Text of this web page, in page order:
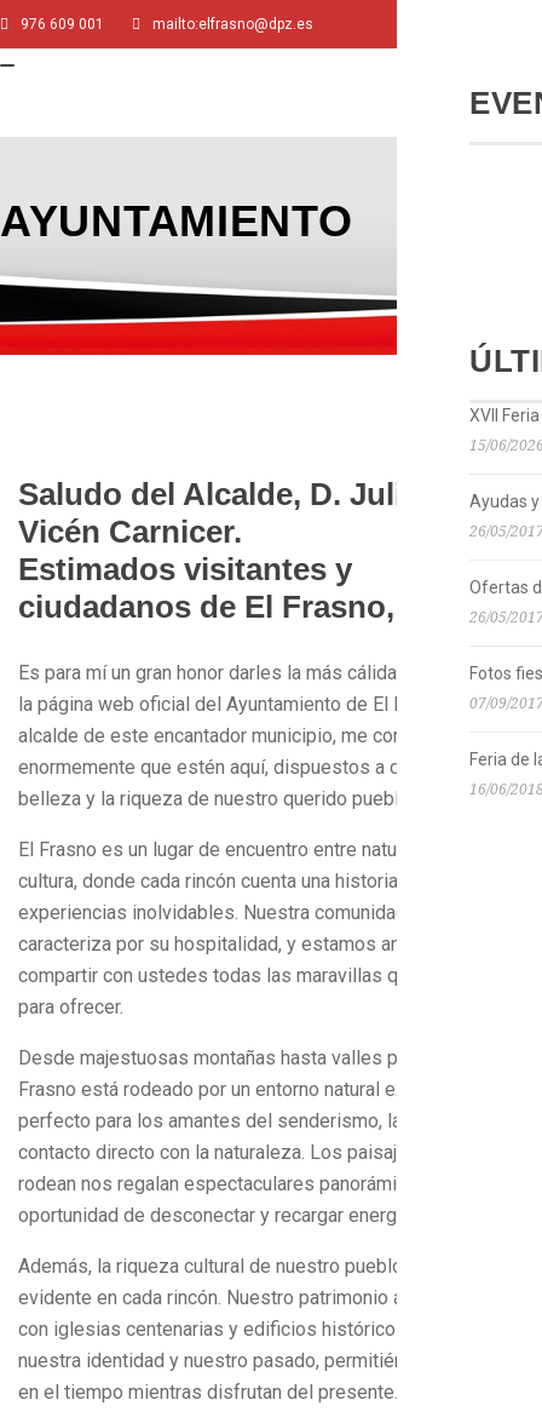
XVII
15/06/
Ayudas
26/05/
Ofertas
26/05/
Fotos
07/09/
Feria de
16/06/
976 609 001 mailto:elfrasno@dpz.es
AYUNTAMIENTO
Saludo del Alcalde, D. Julián
Vicén Carnicer.
Estimados visitantes y
ciudadanos de El Frasno,
Es para mí un gran honor darles la más cálida bienvenida a
la página web oficial del Ayuntamiento de El Frasno. Como
alcalde de este encantador municipio, me complace
enormemente que estén aquí, dispuestos a descubrir la
belleza y la riqueza de nuestro querido pueblo.
El Frasno es un lugar de encuentro entre naturaleza y
cultura, donde cada rincón cuenta una historia y ofrece
experiencias inolvidables. Nuestra comunidad se
caracteriza por su hospitalidad, y estamos ansiosos por
compartir con ustedes todas las maravillas que tenemos
para ofrecer.
Desde majestuosas montañas hasta valles pintorescos, El
Frasno está rodeado por un entorno natural excepcional,
perfecto para los amantes del senderismo, la escalada y el
contacto directo con la naturaleza. Los paisajes que nos
rodean nos regalan espectaculares panorámicas y la
oportunidad de desconectar y recargar energías.
Además, la riqueza cultural de nuestro pueblo se hace
evidente en cada rincón. Nuestro patrimonio arquitectónico,
con iglesias centenarias y edificios históricos, refleja
nuestra identidad y nuestro pasado, permitiéndoles viajar
en el tiempo mientras disfrutan del presente….